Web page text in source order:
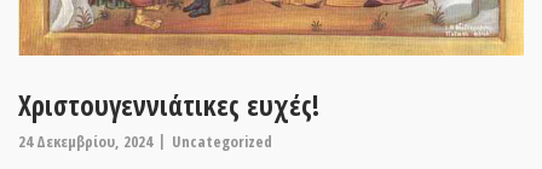
Χριστουγεννιάτικες ευχές!
24 Δεκεμβρίου, 2024 Uncategorized